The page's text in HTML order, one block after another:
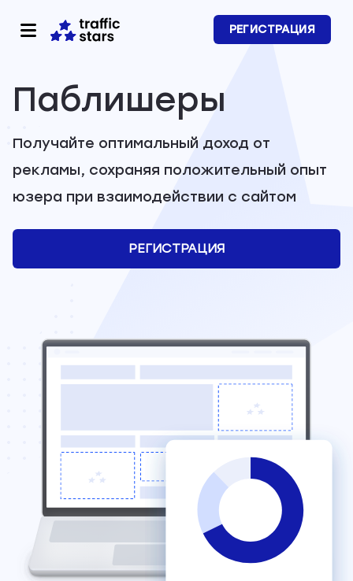
РЕГИСТРАЦИЯ
Паблишеры
Получайте оптимальный доход от
рекламы, сохраняя положительный опыт
юзера при взаимодействии с сайтом
РЕГИСТРАЦИЯ